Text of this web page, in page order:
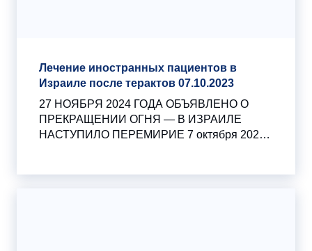
Лечение иностранных пациентов в
Израиле после терактов 07.10.2023
27 НОЯБРЯ 2024 ГОДА ОБЪЯВЛЕНО О
ПРЕКРАЩЕНИИ ОГНЯ — В ИЗРАИЛЕ
НАСТУПИЛО ПЕРЕМИРИЕ 7 октября 2023